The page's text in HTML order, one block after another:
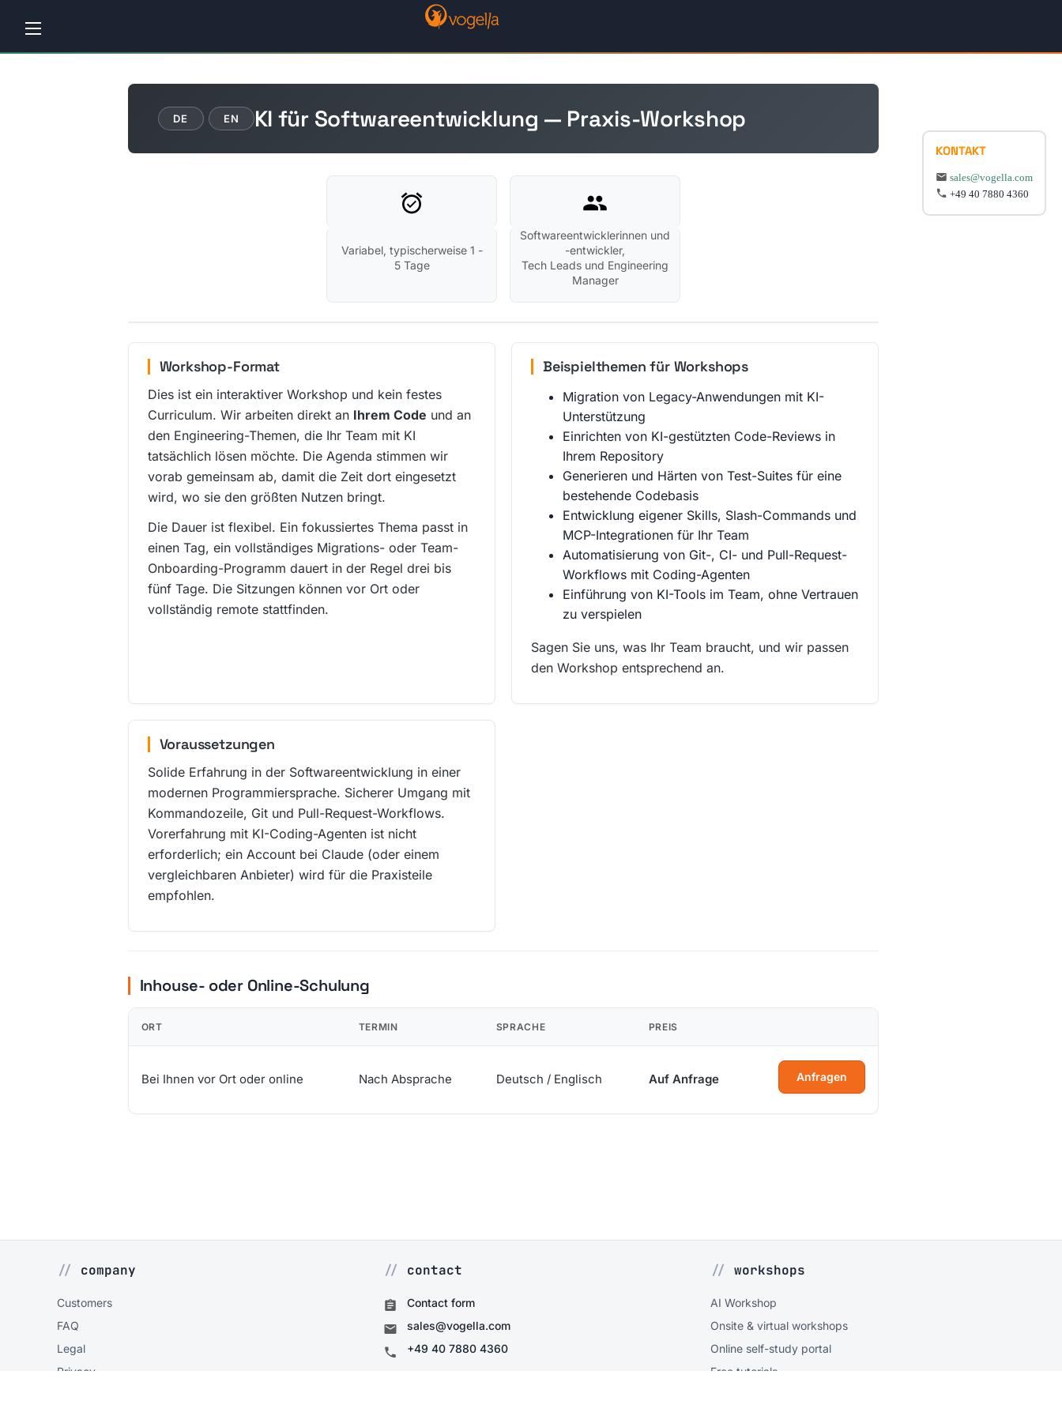
DE EN KI für Softwareentwicklung — Praxis-Workshop
Variabel, typischerweise 1 -
5 Tage
Softwareentwicklerinnen und
-entwickler,
Tech Leads und Engineering
Manager
Workshop-Format
Dies ist ein interaktiver Workshop und kein festes
Curriculum. Wir arbeiten direkt an Ihrem Code und an
den Engineering-Themen, die Ihr Team mit KI
tatsächlich lösen möchte. Die Agenda stimmen wir
vorab gemeinsam ab, damit die Zeit dort eingesetzt
wird, wo sie den größten Nutzen bringt.
Die Dauer ist flexibel. Ein fokussiertes Thema passt in
einen Tag, ein vollständiges Migrations- oder Team-
Onboarding-Programm dauert in der Regel drei bis
fünf Tage. Die Sitzungen können vor Ort oder
vollständig remote stattfinden.
Beispielthemen für Workshops
Migration von Legacy-Anwendungen mit KI-
Unterstützung
Einrichten von KI-gestützten Code-Reviews in
Ihrem Repository
Generieren und Härten von Test-Suites für eine
bestehende Codebasis
Entwicklung eigener Skills, Slash-Commands und
MCP-Integrationen für Ihr Team
Automatisierung von Git-, CI- und Pull-Request-
Workflows mit Coding-Agenten
Einführung von KI-Tools im Team, ohne Vertrauen
zu verspielen
Sagen Sie uns, was Ihr Team braucht, und wir passen
den Workshop entsprechend an.
Voraussetzungen
Solide Erfahrung in der Softwareentwicklung in einer
modernen Programmiersprache. Sicherer Umgang mit
Kommandozeile, Git und Pull-Request-Workflows.
Vorerfahrung mit KI-Coding-Agenten ist nicht
erforderlich; ein Account bei Claude (oder einem
vergleichbaren Anbieter) wird für die Praxisteile
empfohlen.
Inhouse- oder Online-Schulung
ORT TERMIN SPRACHE PREIS
Bei Ihnen vor Ort oder online Nach Absprache Deutsch / Englisch Auf Anfrage Anfragen
KONTAKT
sales@vogella.com
+49 40 7880 4360
company
Customers
FAQ
Legal
Privacy
contact
Contact form
sales@vogella.com
+49 40 7880 4360
workshops
AI Workshop
Onsite & virtual workshops
Online self-study portal
Free tutorials